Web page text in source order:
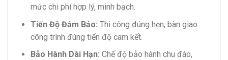
mức chi phí hợp lý, minh bạch.
Tiến Độ Đảm Bảo: Thi công đúng hẹn, bàn giao
công trình đúng tiến độ cam kết.
Bảo Hành Dài Hạn: Chế độ bảo hành chu đáo,